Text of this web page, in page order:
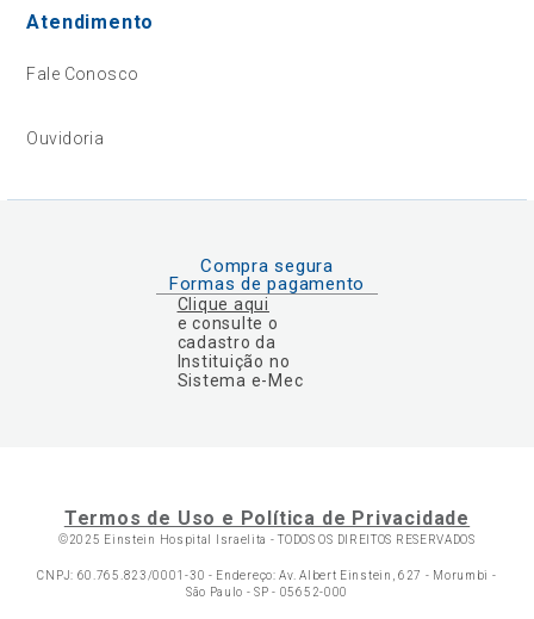
Atendimento
Fale Conosco
Ouvidoria
Compra segura
Formas de pagamento
Clique aqui
e consulte o
cadastro da
Instituição no
Sistema e-Mec
Termos de Uso e Política de Privacidade
©2025 Einstein Hospital Israelita -TODOS OS DIREITOS RESERVADOS
CNPJ: 60.765.823/0001-30 - Endereço: Av. Albert Einstein, 627 - Morumbi -
São Paulo - SP - 05652-000